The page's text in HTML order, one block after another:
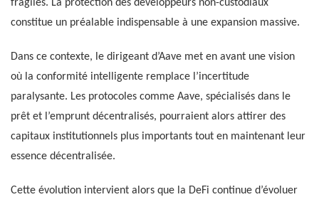
fragiles. La protection des développeurs non-custodiaux
constitue un préalable indispensable à une expansion massive.
Dans ce contexte, le dirigeant d’Aave met en avant une vision
où la conformité intelligente remplace l’incertitude
paralysante. Les protocoles comme Aave, spécialisés dans le
prêt et l’emprunt décentralisés, pourraient alors attirer des
capitaux institutionnels plus importants tout en maintenant leur
essence décentralisée.
Cette évolution intervient alors que la DeFi continue d’évoluer